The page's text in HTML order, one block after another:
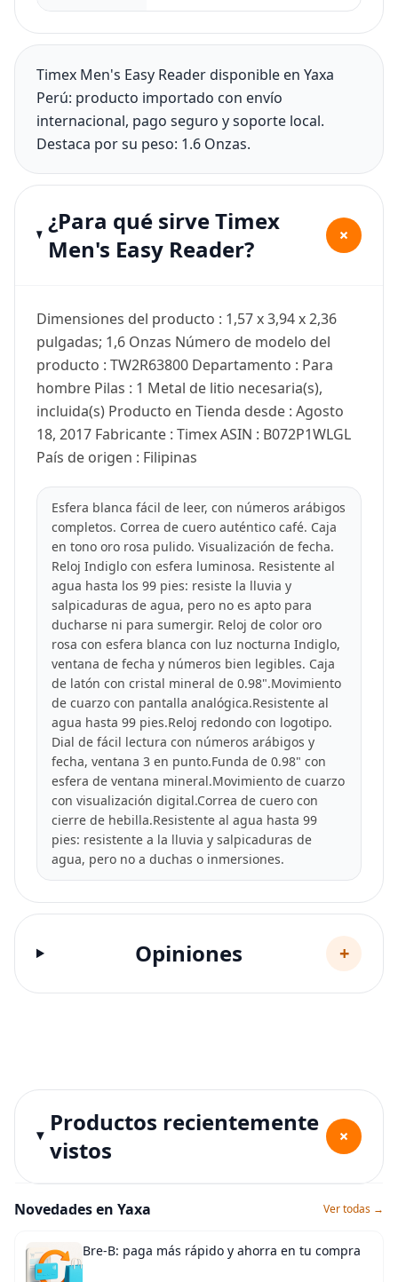
Timex Men's Easy Reader disponible en Yaxa
Perú: producto importado con envío
internacional, pago seguro y soporte local.
Destaca por su peso: 1.6 Onzas.
¿Para qué sirve Timex
Men's Easy Reader?
+
Dimensiones del producto : 1,57 x 3,94 x 2,36
pulgadas; 1,6 Onzas Número de modelo del
producto : TW2R63800 Departamento : Para
hombre Pilas : 1 Metal de litio necesaria(s),
incluida(s) Producto en Tienda desde : Agosto
18, 2017 Fabricante : Timex ASIN : B072P1WLGL
País de origen : Filipinas
Esfera blanca fácil de leer, con números arábigos
completos. Correa de cuero auténtico café. Caja
en tono oro rosa pulido. Visualización de fecha.
Reloj Indiglo con esfera luminosa. Resistente al
agua hasta los 99 pies: resiste la lluvia y
salpicaduras de agua, pero no es apto para
ducharse ni para sumergir. Reloj de color oro
rosa con esfera blanca con luz nocturna Indiglo,
ventana de fecha y números bien legibles. Caja
de latón con cristal mineral de 0.98".Movimiento
de cuarzo con pantalla analógica.Resistente al
agua hasta 99 pies.Reloj redondo con logotipo.
Dial de fácil lectura con números arábigos y
fecha, ventana 3 en punto.Funda de 0.98" con
esfera de ventana mineral.Movimiento de cuarzo
con visualización digital.Correa de cuero con
cierre de hebilla.Resistente al agua hasta 99
pies: resistente a la lluvia y salpicaduras de
agua, pero no a duchas o inmersiones.
Opiniones +
Productos recientemente
vistos
+
Novedades en Yaxa Ver todas →
Bre-B: paga más rápido y ahorra en tu compra